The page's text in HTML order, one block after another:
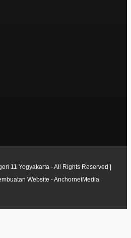
11 Yogyakarta - All Rights Reserved |
Website - AnchornetMedia